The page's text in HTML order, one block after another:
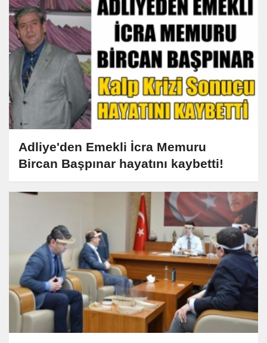
Adliye'den Emekli İcra Memuru
Bircan Başpınar hayatını kaybetti!